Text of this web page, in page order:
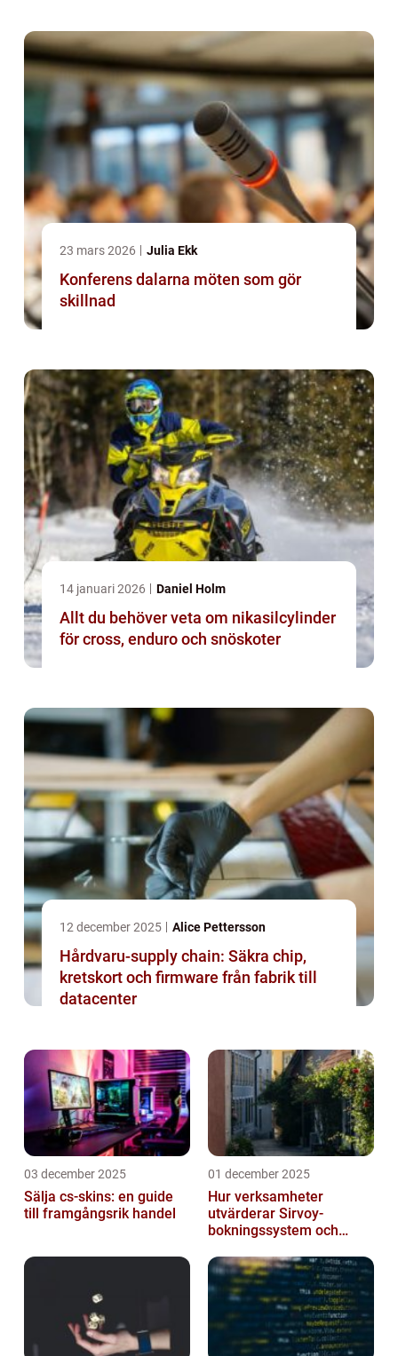
23 mars 2026 Julia Ekk
Konferens dalarna möten som gör
skillnad
14 januari 2026 Daniel Holm
Allt du behöver veta om nikasilcylinder
för cross, enduro och snöskoter
12 december 2025 Alice Pettersson
Hårdvaru-supply chain: Säkra chip,
kretskort och firmware från fabrik till
datacenter
03 december 2025
Sälja cs-skins: en guide
till framgångsrik handel
01 december 2025
Hur verksamheter
utvärderar Sirvoy-
bokningssystem och